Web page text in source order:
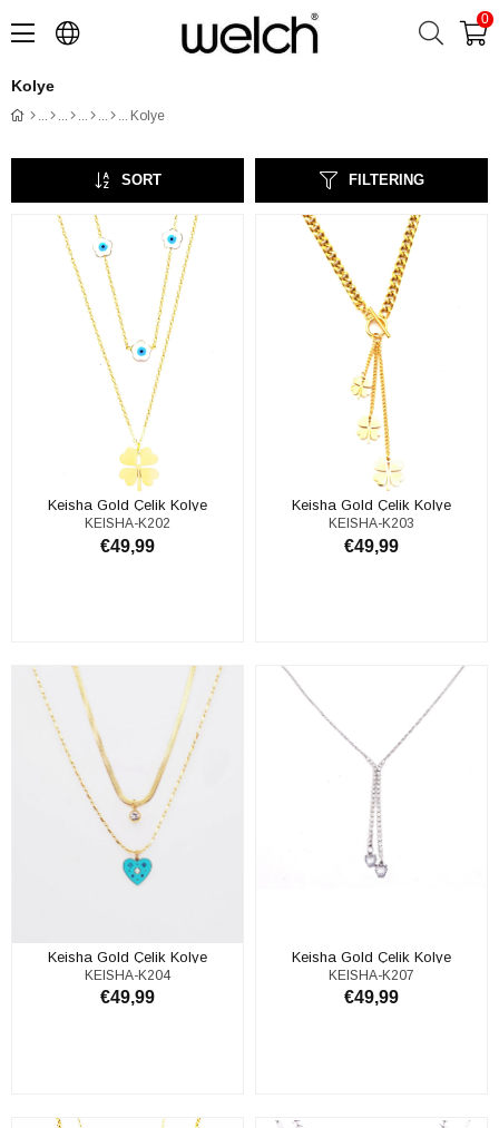
0
Kolye
Kolye
FILTERING
SORT
Keisha Gold Çelik Kolye
KEISHA-K202
€49,99
Keisha Gold Çelik Kolye
KEISHA-K203
€49,99
Keisha Gold Çelik Kolye
KEISHA-K204
€49,99
Keisha Gold Çelik Kolye
KEISHA-K207
€49,99